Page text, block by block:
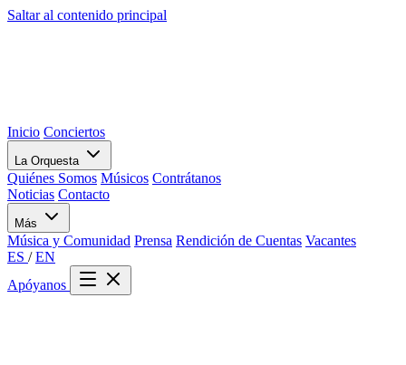
Saltar al contenido principal
Inicio Conciertos
La Orquesta
Quiénes Somos Músicos Contrátanos
Noticias Contacto
Más
Música y Comunidad Prensa Rendición de Cuentas Vacantes
ES / EN
Apóyanos